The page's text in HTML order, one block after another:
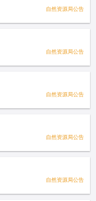
自然资源局公告
自然资源局公告
自然资源局公告
自然资源局公告
自然资源局公告